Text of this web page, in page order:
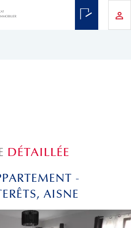
DÉTAILLÉE
-
AISNE